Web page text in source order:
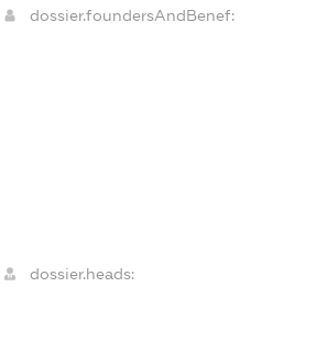
dossier.foundersAndBenef:
dossier.heads: